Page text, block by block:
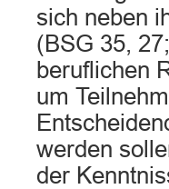
sich neben
(BSG 35,
beruflichen
um
werden
der